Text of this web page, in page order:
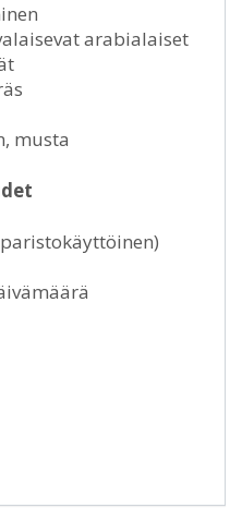
arabialaiset
musta